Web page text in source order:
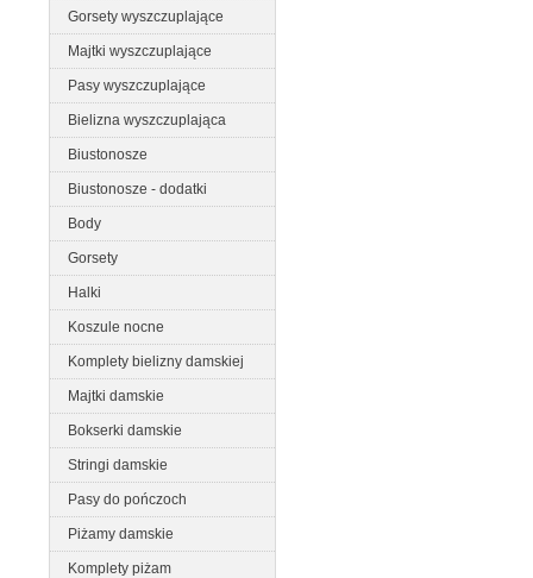
Gorsety wyszczuplające
Majtki wyszczuplające
Pasy wyszczuplające
Bielizna wyszczuplająca
Biustonosze
Biustonosze - dodatki
Body
Gorsety
Halki
Koszule nocne
Komplety bielizny damskiej
Majtki damskie
Bokserki damskie
Stringi damskie
Pasy do pończoch
Piżamy damskie
Komplety piżam